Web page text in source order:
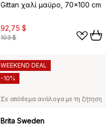
Gittan χαλί μαύρο, 70x100 cm
92,75 $
103 $
Σε απόθεμα ανάλογα με τη ζήτηση
Brita Sweden
WEEKEND DEAL
-10%